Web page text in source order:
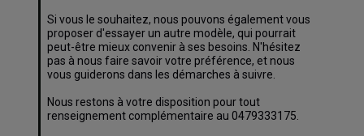
Si vous le souhaitez, nous pouvons également vous
proposer d'essayer un autre modèle, qui pourrait
peut-être mieux convenir à ses besoins. N'hésitez
pas à nous faire savoir votre préférence, et nous
vous guiderons dans les démarches à suivre.
Nous restons à votre disposition pour tout
renseignement complémentaire au 0479333175.